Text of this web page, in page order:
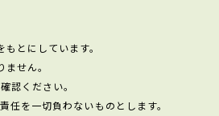
とにしています。
せん。
認ください。
を一切負わないものとします。